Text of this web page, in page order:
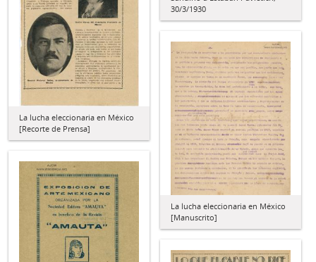
30/3/1930
La lucha eleccionaria en México
[Recorte de Prensa]
La lucha eleccionaria en México
[Manuscrito]